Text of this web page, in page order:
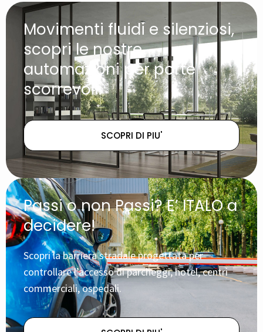
Movimenti fluidi e silenziosi,
scopri le nostre
automazioni per porte
scorrevoli.
SCOPRI DI PIU'
Passi o non Passi? E’ ITALO a
decidere!
Scopri la barriera stradale progettata per
controllare l’accesso di parcheggi, hotel, centri
commerciali, ospedali.